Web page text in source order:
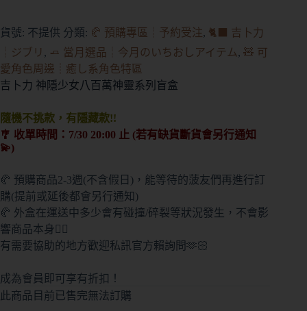
貨號: 不提供 分類: 🥐 預購專區┊予約受注, 🐈‍⬛ 吉卜力
┊ジブリ , 🧈 當月選品┊今月のいちおしアイテム, 🧸 可
愛角色周邊┊癒し系角色特區
吉卜力 神隱少女八百萬神靈系列盲盒
隨機不挑款，有隱藏款!!
🎐 收單時間：7/30 20:00 止 (若有缺貨斷貨會另行通知
💫)
🥐 預購商品2-3週(不含假日)，能等待的菠友們再進行訂
購(提前或延後都會另行通知)
🥐 外盒在運送中多少會有碰撞/碎裂等狀況發生，不會影
響商品本身🙇‍♀️
有需要協助的地方歡迎私訊官方賴詢問🫶🏻
成為會員即可享有折扣！
此商品目前已售完無法訂購